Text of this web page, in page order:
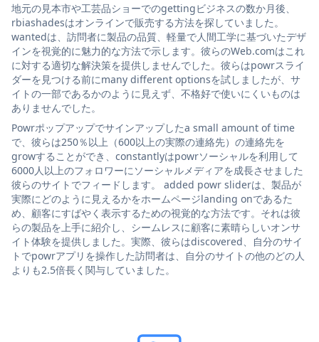
地元の見本市や工芸品ショーでのgettingビジネスの数か月後、
rbiashadesはオンラインで販売する方法を探していました。
wantedは、訪問者に製品の品質、軽量で人間工学に基づいたデザ
インを視覚的に魅力的な方法で示します。彼らのWeb.comはこれ
に対する適切な解決策を提供しませんでした。彼らはpowrスライ
ダーを見つける前にmany different optionsを試しましたが、サ
イトの一部であるかのように見えず、不格好で使いにくいものは
ありませんでした。
Powrポップアップでサインアップしたa small amount of time
で、彼らは250％以上（600以上の実際の連絡先）の連絡先を
growすることができ、constantlyはpowrソーシャルを利用して
6000人以上のフォロワーにソーシャルメディアを成長させました
彼らのサイトでフィードします。 added powr sliderは、製品が
実際にどのように見えるかをホームページlanding onであるた
め、顧客にすばやく表示するための視覚的な方法です。それは彼
らの製品を上手に紹介し、シームレスに顧客に素晴らしいオンサ
イト体験を提供しました。実際、彼らはdiscovered、自分のサイ
トでpowrアプリを操作した訪問者は、自分のサイトの他のどの人
よりも2.5倍長く関与していました。